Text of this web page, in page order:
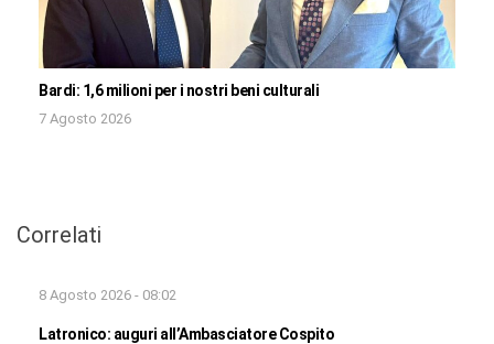
Bardi: 1,6 milioni per i nostri beni culturali
7 Agosto 2026
Correlati
8 Agosto 2026 - 08:02
Latronico: auguri all’Ambasciatore Cospito